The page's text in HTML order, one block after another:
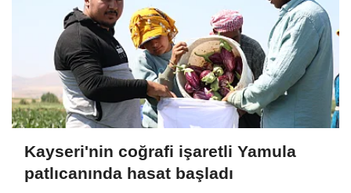
Kayseri'nin coğrafi işaretli Yamula
patlıcanında hasat başladı